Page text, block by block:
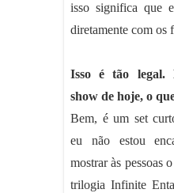
isso significa que
diretamente com os
Isso é tão legal.
show de hoje, o
Bem, é um set
eu não estou
mostrar às pessoas
trilogia Infinite